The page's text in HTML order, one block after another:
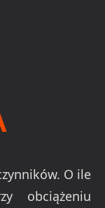
O ile
obciążeniu